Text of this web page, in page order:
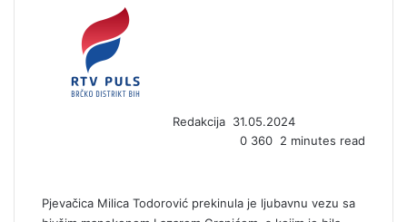
Redakcija e
m
l
31.05.2024
0 360 2 minutes read
Pjevačica Milica Todorović prekinula je ljubavnu vezu sa